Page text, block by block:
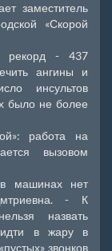
заместитель
«Скорой
рекорд - 437
ангины и
инсультов
было не более
работа на
вызовом
машинах нет
- К
назвать
в жару в
звонков